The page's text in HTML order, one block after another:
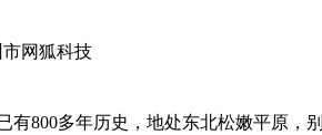
网狐科技
有800多年历史，地处东北松嫩平原